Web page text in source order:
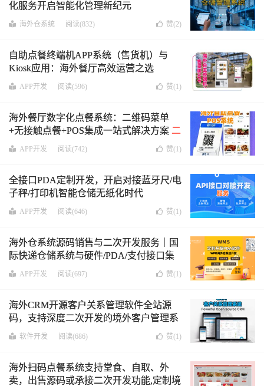
化服务开启智能化管理新纪元
海外仓系统 阅读(832) 赞(2)
自助点餐终端机APP系统（售货机）与
Kiosk应用：海外餐厅高效运营之选
APP开发 阅读(596) 赞(1)
海外餐厅数字化点餐系统：二维码菜单
+无接触点餐+POS集成一站式解决方案 二
维码餐厅数字点餐系统,自助点餐系统解决
APP开发 阅读(742) 赞(1)
全接口PDA定制开发，开启对接蓝牙尺/电
子秤/打印机智能仓储无纸化时代
APP开发 阅读(646) 赞(1)
海外仓系统源码销售与二次开发服务｜国
际快递仓储系统与硬件/PDA/支付接口集
成
APP开发 阅读(697) 赞(1)
海外CRM开源客户关系管理软件全站源
码，支持深度二次开发的境外客户管理系
统
软件开发 阅读(686) 赞(1)
海外扫码点餐系统支持堂食、自取、外
卖，出售源码或承接二次开发功能,定制境